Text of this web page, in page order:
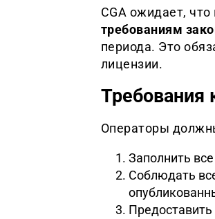
CGA ожидает,
требованиям
периода. Это
лицензии.
Требования
Операторы
Заполнить
Соблюдать